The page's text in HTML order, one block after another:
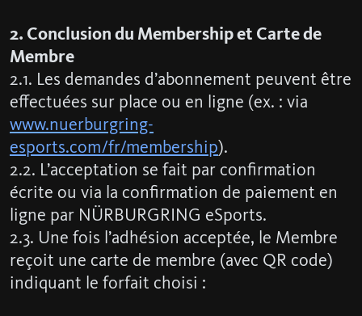
2. Conclusion du Membership et Carte de
Membre
2.1. Les demandes d’abonnement peuvent être
effectuées sur place ou en ligne (ex. : via
www.nuerburgring-
esports.com/fr/membership).
2.2. L’acceptation se fait par confirmation
écrite ou via la confirmation de paiement en
ligne par NÜRBURGRING eSports.
2.3. Une fois l’adhésion acceptée, le Membre
reçoit une carte de membre (avec QR code)
indiquant le forfait choisi :